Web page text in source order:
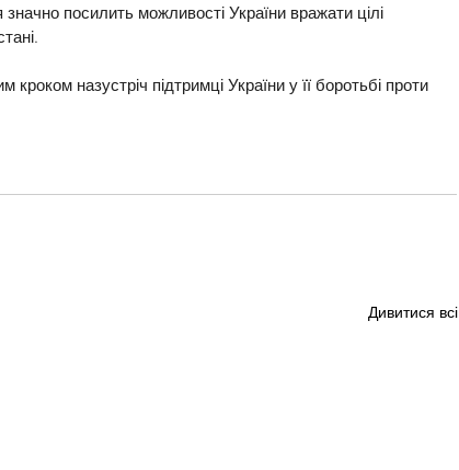
посилить можливості України вражати цілі
назустріч підтримці України у її боротьбі проти
Дивитися всі